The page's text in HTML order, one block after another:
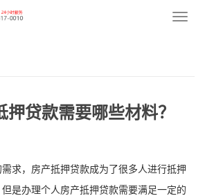
导
>新闻资讯
押贷款需要哪些材料？
求，房产抵押贷款成为了很多人进行抵押
是办理个人房产抵押贷款需要满足一定的